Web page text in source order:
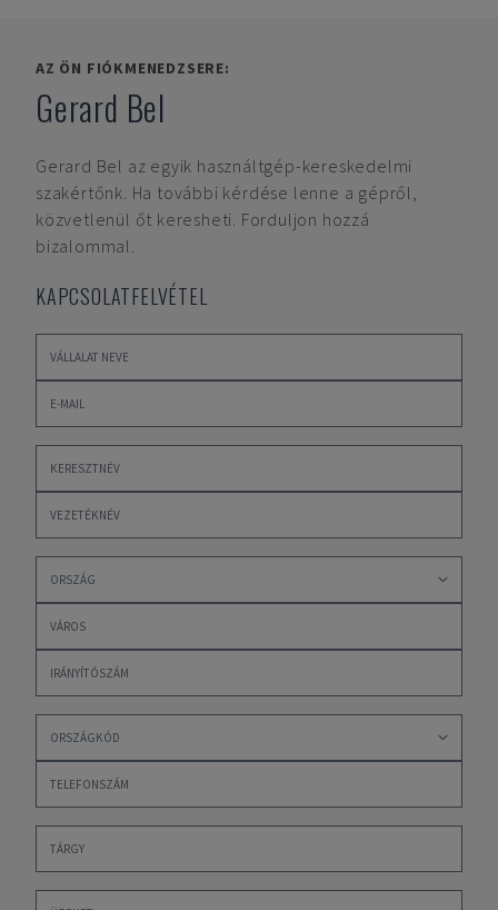
AZ ÖN FIÓKMENEDZSERE:
Gerard Bel
Gerard Bel az egyik használtgép-kereskedelmi
szakértőnk. Ha további kérdése lenne a gépről,
közvetlenül őt keresheti. Forduljon hozzá
bizalommal.
KAPCSOLATFELVÉTEL